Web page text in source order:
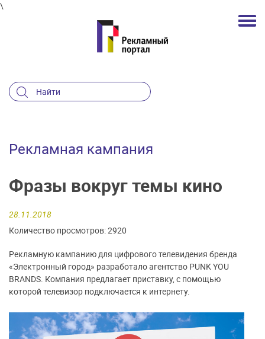
\
Рекламная кампания
Фразы вокруг темы кино
28.11.2018
Количество просмотров: 2920
Рекламную кампанию для цифрового телевидения бренда
«Электронный город» разработало агентство PUNK YOU
BRANDS. Компания предлагает приставку, с помощью
которой телевизор подключается к интернету.